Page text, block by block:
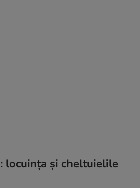
locuința și cheltuielile